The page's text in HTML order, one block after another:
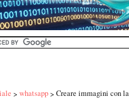
whatsapp Creare immagini con